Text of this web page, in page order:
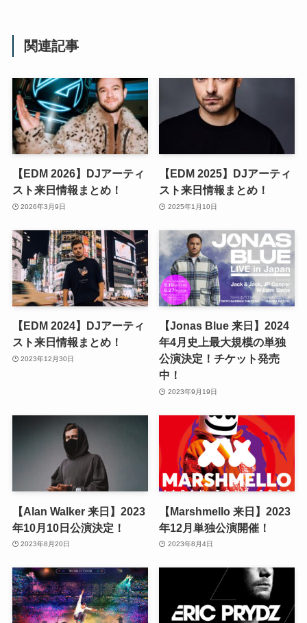
関連記事
【EDM 2026】DJアーティ
スト来日情報まとめ！
2026年3月9日
【EDM 2025】DJアーティ
スト来日情報まとめ！
2025年1月10日
【EDM 2024】DJアーティ
スト来日情報まとめ！
2023年12月30日
【Jonas Blue 来日】2024
年4月史上最大規模の単独
公演決定！チケット発売
中！
2023年9月19日
【Alan Walker 来日】2023
年10月10日公演決定！
2023年8月20日
【Marshmello 来日】2023
年12月単独公演開催！
2023年8月4日